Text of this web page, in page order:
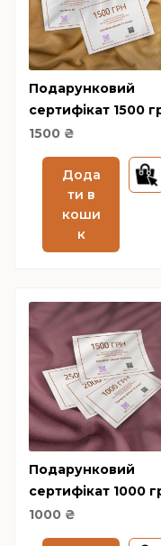
Оплату карткою
Mastercard / Privat 24
Подарунковий
сертифікат 1500
1500 ₴
Дода
ти в
коши
к
Подарунковий
сертифікат 1000
1000 ₴